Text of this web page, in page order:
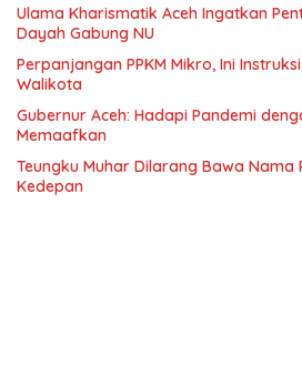
Ulama Kharismatik Aceh Ingatkan
Dayah Gabung NU
Perpanjangan PPKM Mikro, Ini
Walikota
Gubernur Aceh: Hadapi Pandemi
Memaafkan
Teungku Muhar Dilarang Bawa Nama
Kedepan